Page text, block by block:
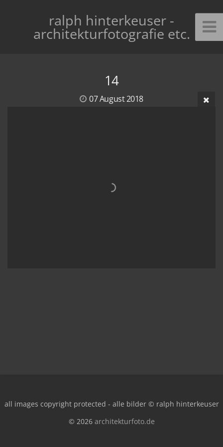
ralph hinterkeuser -
architekturfotografie etc.
14
07 August 2018
all images copyright protected - alle bilder © ralph hinterkeuser
© 2026 architekturfoto.de